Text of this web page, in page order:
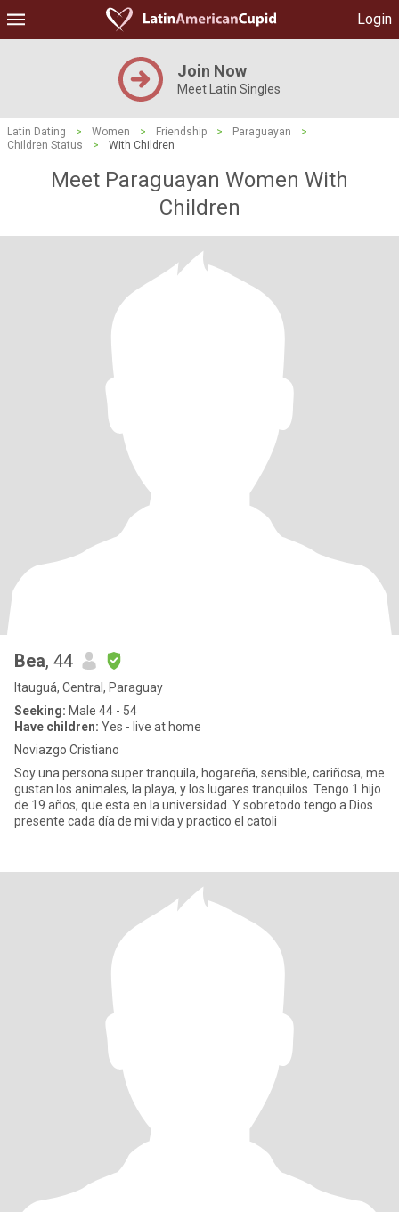
Login
Join Now
Meet Latin Singles
Latin Dating > Women > Friendship > Paraguayan
>
Children Status
> With Children
Meet Paraguayan Women With
Children
Bea, 44
Itauguá, Central, Paraguay
Seeking: Male 44 - 54
Have children: Yes - live at home
Noviazgo Cristiano
Soy una persona super tranquila, hogareña, sensible, cariñosa, me
gustan los animales, la playa, y los lugares tranquilos. Tengo 1 hijo
de 19 años, que esta en la universidad. Y sobretodo tengo a Dios
presente cada día de mi vida y practico el catoli